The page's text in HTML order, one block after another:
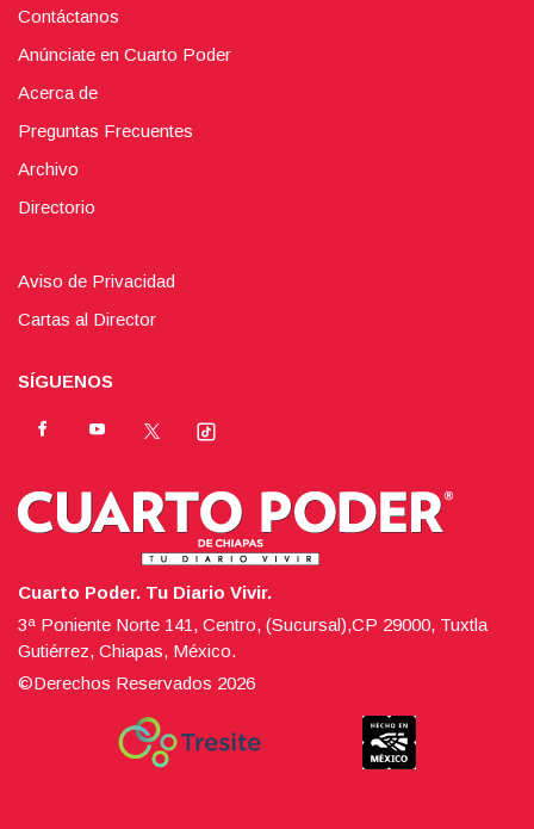
Contáctanos
Anúnciate en Cuarto Poder
Acerca de
Preguntas Frecuentes
Archivo
Directorio
Aviso de Privacidad
Cartas al Director
SÍGUENOS
Cuarto Poder. Tu Diario Vivir.
3ª Poniente Norte 141, Centro, (Sucursal),CP 29000, Tuxtla
Gutiérrez, Chiapas, México.
©Derechos Reservados 2026